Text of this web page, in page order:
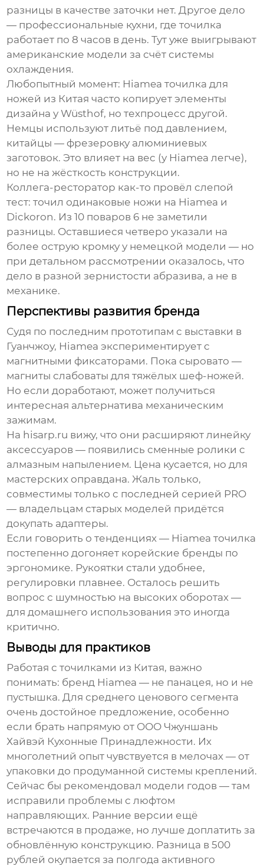
разницы в качестве заточки нет. Другое дело
— профессиональные кухни, где точилка
работает по 8 часов в день. Тут уже выигрывают
американские модели за счёт системы
охлаждения.
Любопытный момент: Hiamea точилка для
ножей из Китая часто копирует элементы
дизайна у Wüsthof, но техпроцесс другой.
Немцы используют литьё под давлением,
китайцы — фрезеровку алюминиевых
заготовок. Это влияет на вес (у Hiamea легче),
но не на жёсткость конструкции.
Коллега-ресторатор как-то провёл слепой
тест: точил одинаковые ножи на Hiamea и
Dickoron. Из 10 поваров 6 не заметили
разницы. Оставшиеся четверо указали на
более острую кромку у немецкой модели — но
при детальном рассмотрении оказалось, что
дело в разной зернистости абразива, а не в
механике.
Перспективы развития бренда
Судя по последним прототипам с выставки в
Гуанчжоу, Hiamea экспериментирует с
магнитными фиксаторами. Пока сыровато —
магниты слабоваты для тяжёлых шеф-ножей.
Но если доработают, может получиться
интересная альтернатива механическим
зажимам.
На hisarp.ru вижу, что они расширяют линейку
аксессуаров — появились сменные ролики с
алмазным напылением. Цена кусается, но для
мастерских оправдана. Жаль только,
совместимы только с последней серией PRO
— владельцам старых моделей придётся
докупать адаптеры.
Если говорить о тенденциях — Hiamea точилка
постепенно догоняет корейские бренды по
эргономике. Рукоятки стали удобнее,
регулировки плавнее. Осталось решить
вопрос с шумностью на высоких оборотах —
для домашнего использования это иногда
критично.
Выводы для практиков
Работая сточилками из Китая, важно
понимать: бренд Hiamea — не панацея, но и не
пустышка. Для среднего ценового сегмента
очень достойное предложение, особенно
если брать напрямую от ООО Чжуншань
Хайвэй Кухонные Принадлежности. Их
многолетний опыт чувствуется в мелочах — от
упаковки до продуманной системы креплений.
Сейчас бы рекомендовал модели годов — там
исправили проблемы с люфтом
направляющих. Ранние версии ещё
встречаются в продаже, но лучше доплатить за
обновлённую конструкцию. Разница в 500
рублей окупается за полгода активного